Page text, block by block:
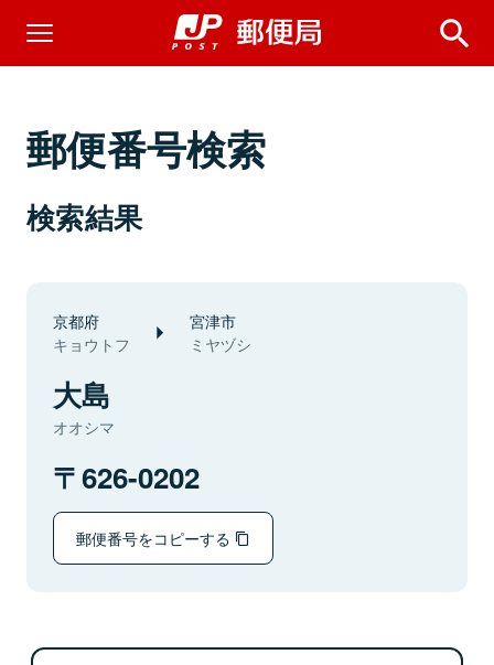
郵便番号検索
検索結果
京都府
キョウトフ
宮津市
ミヤヅシ
大島
オオシマ
626-0202
郵便番号をコピーする